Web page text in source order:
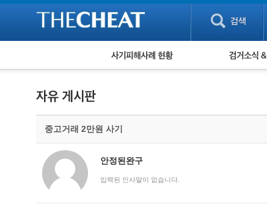
피해사례 현황
보이스피싱 피해사례
유해사이트 목록
비공개 피해사례
검거 소식
중고거래 2만원 사기
안정된완구
입력된 인사말이 없습니다.